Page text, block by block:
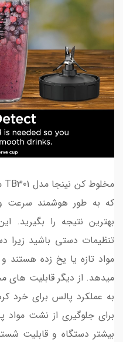
که به طور هوشمند سرعت و
بهترین نتیجه را بگیرید.
تنظیمات دستی باشید
مواد تازه یا یخ زده هستند
به عملکرد پالس برای خرد
برای جلوگیری از نشت مواد
بیشتر دستگاه و قابلیت